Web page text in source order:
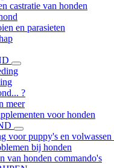
castratie van honden
en parasieten
?
meer
voor honden
voor puppy's en volwassen
bij honden
van honden commando's